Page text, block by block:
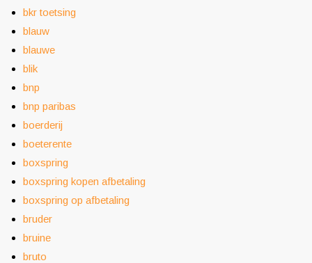
bkr toetsing
blauw
blauwe
blik
bnp
bnp paribas
boerderij
boeterente
boxspring
boxspring kopen afbetaling
boxspring op afbetaling
bruder
bruine
bruto